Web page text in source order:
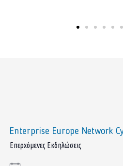
Enterprise Europe Network
sidebar
Επερχόμενες Εκδηλώσεις